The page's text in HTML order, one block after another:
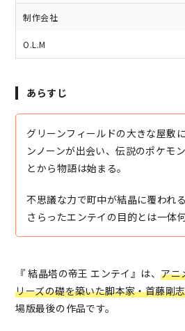
制作会社
O.L.M
あらすじ
グリーンフィールドの大きな屋敷
ンノーンが出会い、伝説のポケモ
とから物語は始まる。
不思議な力で町中が結晶に覆われ
さらったエンテイの目的とは一体
『 結晶塔の帝王 エンテイ』は、アニ
リーズの礎を築いた脚本家・首藤剛
場版最後の作品です。